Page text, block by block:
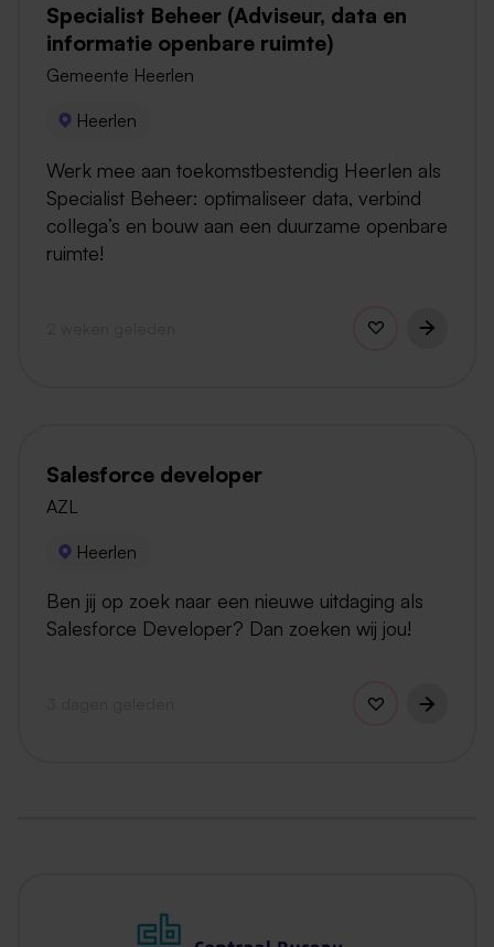
Specialist Beheer (Adviseur, data en
informatie openbare ruimte)
Gemeente Heerlen
Heerlen
Werk mee aan toekomstbestendig Heerlen als
Specialist Beheer: optimaliseer data, verbind
collega’s en bouw aan een duurzame openbare
ruimte!
Salesforce developer
AZL
Heerlen
Ben jij op zoek naar een nieuwe uitdaging als
Salesforce Developer? Dan zoeken wij jou!